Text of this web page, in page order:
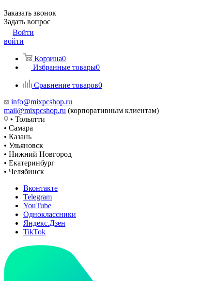
Заказать звонок
Задать вопрос
Войти
войти
Корзина0
Избранные товары0
Сравнение товаров0
info@mixpcshop.ru
mail@mixpcshop.ru (корпоративным клиентам)
• Тольятти
• Самара
• Казань
• Ульяновск
• Нижний Новгород
• Екатеринбург
• Челябинск
Вконтакте
Telegram
YouTube
Одноклассники
Яндекс.Дзен
TikTok